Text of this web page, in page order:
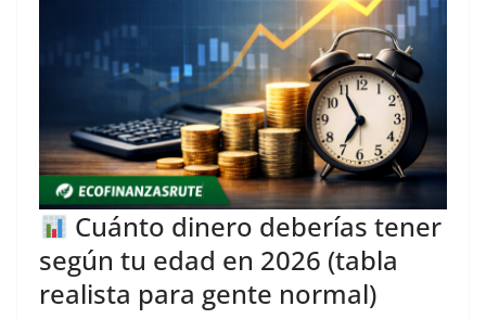
Cuánto dinero deberías tener
según tu edad en 2026 (tabla
realista para gente normal)